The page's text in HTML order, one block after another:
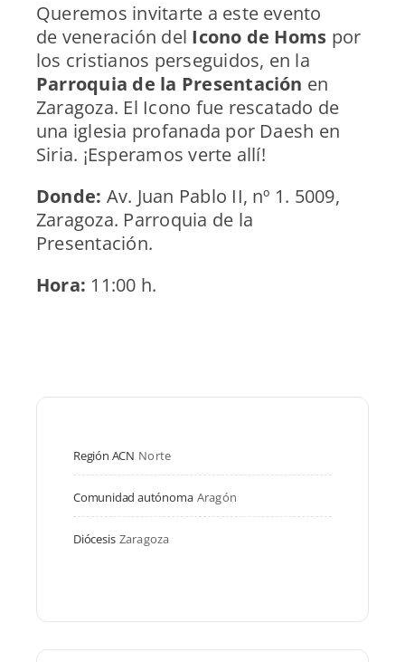
Queremos invitarte a este evento
de veneración del Icono de Homs por
los cristianos perseguidos, en la
Parroquia de la Presentación en
Zaragoza. El Icono fue rescatado de
una iglesia profanada por Daesh en
Siria. ¡Esperamos verte allí!
Donde: Av. Juan Pablo II, nº 1. 5009,
Zaragoza. Parroquia de la
Presentación.
Hora: 11:00 h.
Región ACN Norte
Comunidad autónoma Aragón
Diócesis Zaragoza